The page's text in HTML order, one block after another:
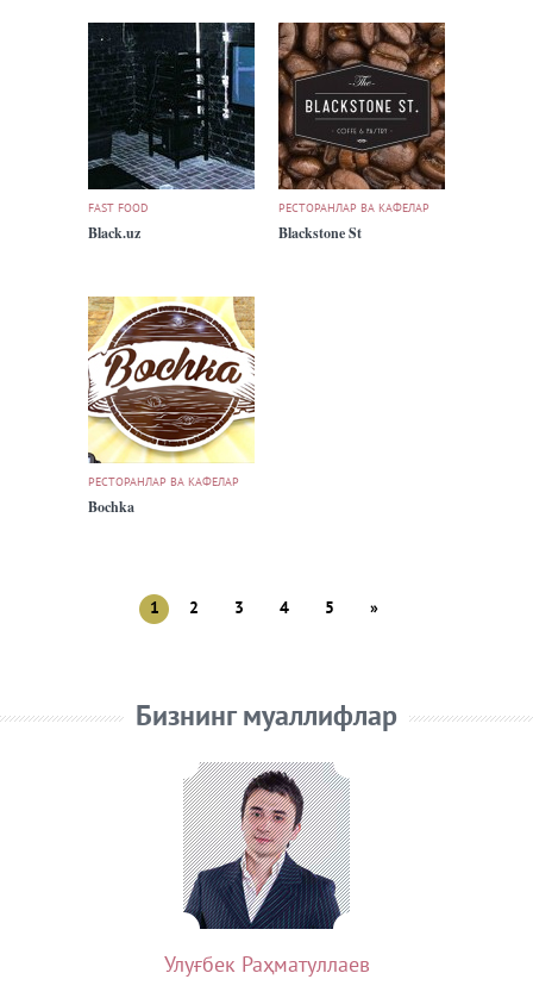
FAST FOOD
Black.uz
РЕСТОРАНЛАР ВА КАФЕЛАР
Blackstone St
РЕСТОРАНЛАР ВА КАФЕЛАР
Bochka
1 2 3 4 5 »
Бизнинг муаллифлар
Улуғбек Раҳматуллаев